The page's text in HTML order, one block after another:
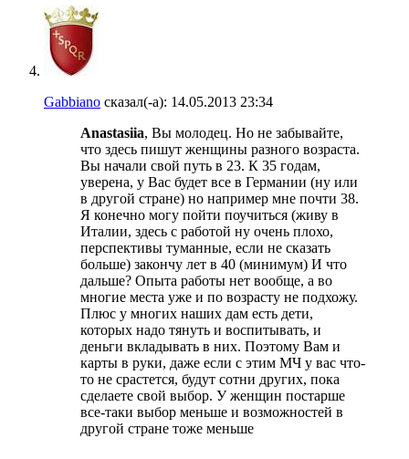
Gabbiano сказал(-а): 14.05.2013 23:34
Anastasiia, Вы молодец. Но не забывайте,
что здесь пишут женщины разного возраста.
Вы начали свой путь в 23. К 35 годам,
уверена, у Вас будет все в Германии (ну или
в другой стране) но например мне почти 38.
Я конечно могу пойти поучиться (живу в
Италии, здесь с работой ну очень плохо,
перспективы туманные, если не сказать
больше) закончу лет в 40 (минимум) И что
дальше? Опыта работы нет вообще, а во
многие места уже и по возрасту не подхожу.
Плюс у многих наших дам есть дети,
которых надо тянуть и воспитывать, и
деньги вкладывать в них. Поэтому Вам и
карты в руки, даже если с этим МЧ у вас что-
то не срастется, будут сотни других, пока
сделаете свой выбор. У женщин постарше
все-таки выбор меньше и возможностей в
другой стране тоже меньше